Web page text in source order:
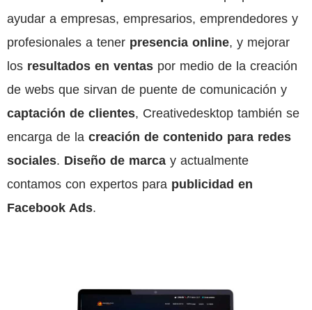
ayudar a empresas, empresarios, emprendedores y
profesionales a tener presencia online, y mejorar
los resultados en ventas por medio de la creación
de webs que sirvan de puente de comunicación y
captación de clientes, Creativedesktop también se
encarga de la creación de contenido para redes
sociales. Diseño de marca y actualmente
contamos con expertos para publicidad en
Facebook Ads.